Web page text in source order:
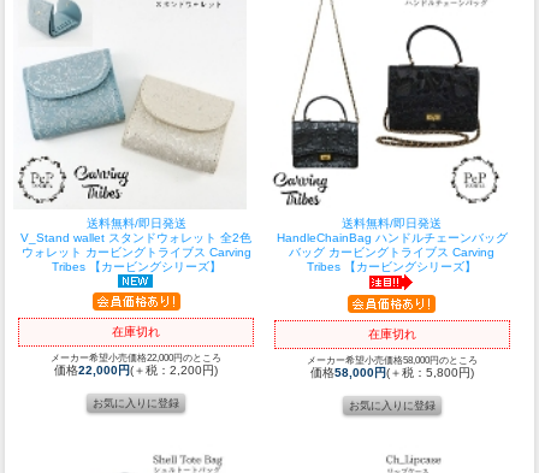
送料無料/即日発送
V_Stand wallet スタンドウォレット 全2色
ウォレット カービングトライブス Carving
Tribes 【カービングシリーズ】
在庫切れ
メーカー希望小売価格22,000円のところ
価格22,000円(＋税：2,200円)
送料無料/即日発送
HandleChainBag ハンドルチェーンバッグ
バッグ カービングトライブス Carving
Tribes 【カービングシリーズ】
在庫切れ
メーカー希望小売価格58,000円のところ
価格58,000円(＋税：5,800円)